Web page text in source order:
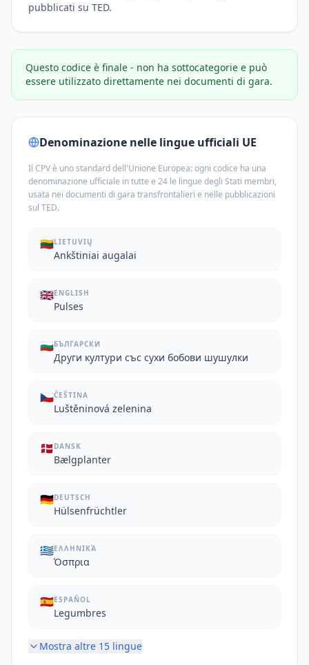
pubblicati su TED.
Questo codice è finale - non ha sottocategorie e può
essere utilizzato direttamente nei documenti di gara.
Denominazione nelle lingue ufficiali UE
Il CPV è uno standard dell'Unione Europea: ogni codice ha una
denominazione ufficiale in tutte e 24 le lingue degli Stati membri,
usata nei documenti di gara transfrontalieri e nelle pubblicazioni
sul TED.
🇱🇹LIETUVIŲ
Ankštiniai augalai
🇬🇧ENGLISH
Pulses
🇧🇬БЪЛГАРСКИ
Други култури със сухи бобови шушулки
🇨🇿ČEŠTINA
Luštěninová zelenina
🇩🇰 DANSK
Bælgplanter
🇩🇪DEUTSCH
Hülsenfrüchtler
🇬🇷ΕΛΛΗΝΙΚΆ
Όσπρια
🇪🇸ESPAÑOL
Legumbres
Mostra altre 15 lingue